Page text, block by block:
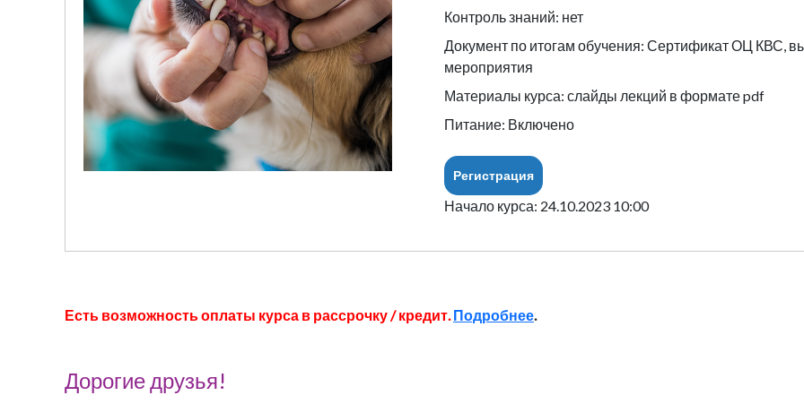
Контроль знаний: нет
Документ по итогам обучения: Сертификат ОЦ КВС,
мероприятия
Материалы курса: слайды лекций в формате pdf
Питание: Включено
Регистрация
Начало курса: 24.10.2023 10:00
Есть возможность оплаты курса в рассрочку / кредит. Подробнее.
Дорогие друзья!